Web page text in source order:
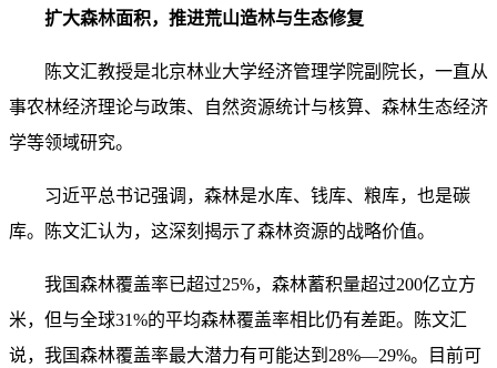
扩大森林面积，推进荒山造林与生态修复
陈文汇教授是北京林业大学经济管理学院副院长，一直从
事农林经济理论与政策、自然资源统计与核算、森林生态经济
学等领域研究。
习近平总书记强调，森林是水库、钱库、粮库，也是碳
库。陈文汇认为，这深刻揭示了森林资源的战略价值。
我国森林覆盖率已超过25%，森林蓄积量超过200亿立方
米，但与全球31%的平均森林覆盖率相比仍有差距。陈文汇
说，我国森林覆盖率最大潜力有可能达到28%—29%。目前可